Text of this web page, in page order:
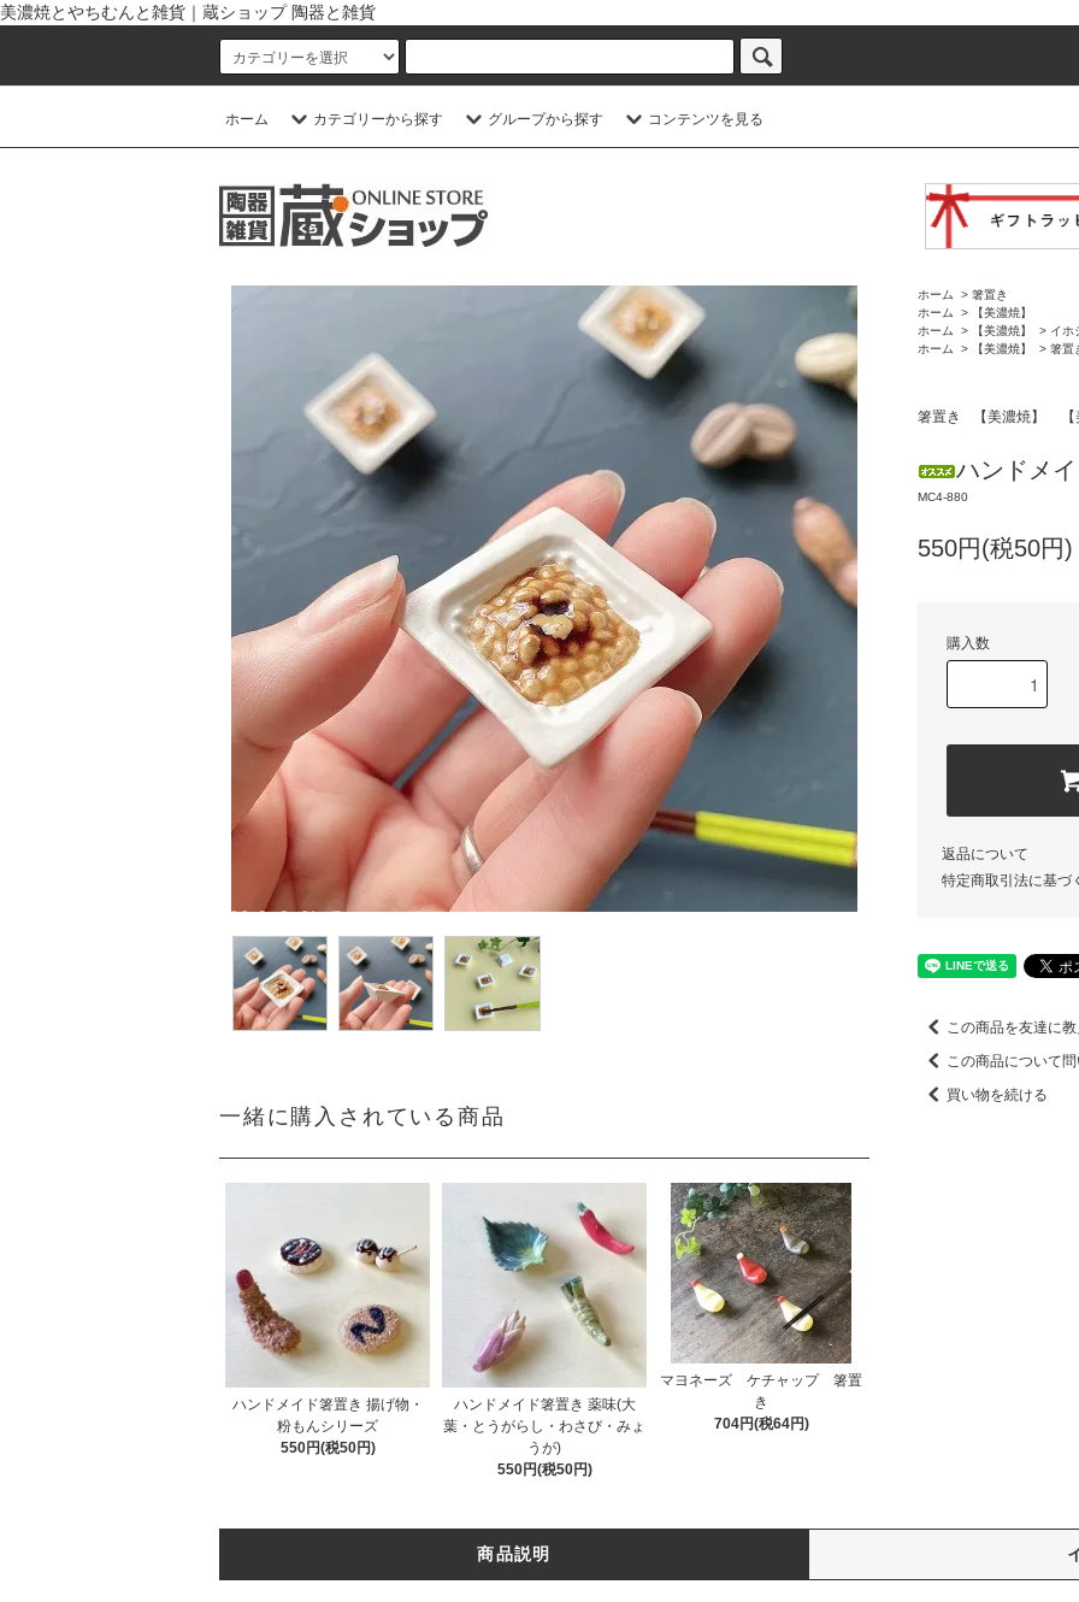
美濃焼とやちむんと雑貨｜蔵ショップ 陶器と雑貨
ホーム カテゴリーから探す グループから探す コンテンツを見る
一緒に購入されている商品
ハンドメイド箸置き 揚げ物・
粉もんシリーズ
550円(税50円)
ハンドメイド箸置き 薬味(大
葉・とうがらし・わさび・みょ
うが)
550円(税50円)
マヨネーズ ケチャップ 箸置
き
704円(税64円)
ホーム > 箸置き
ホーム
>
【美濃焼】
ホーム
> 【美濃焼】 > イホ
ホーム
> 【美濃焼】 > 箸置
箸置き 【美濃焼】
ハンドメ
MC4-880
550円(税50円)
購入数
返品について
特定商取引法に基づ
この商品を友達に
この商品について
買い物を続ける
商品説明